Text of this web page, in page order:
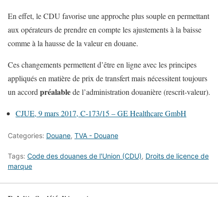
En effet, le CDU favorise une approche plus souple en permettant
aux opérateurs de prendre en compte les ajustements à la baisse
comme à la hausse de la valeur en douane.
Ces changements permettent d’être en ligne avec les principes
appliqués en matière de prix de transfert mais nécessitent toujours
un accord préalablede l’administration douanière (rescrit-valeur).
CJUE, 9 mars 2017, C‑173/15 – GE Healthcare GmbH
Categories: Douane, TVA - Douane
Tags: Code des douanes de l'Union (CDU), Droits de licence de
marque